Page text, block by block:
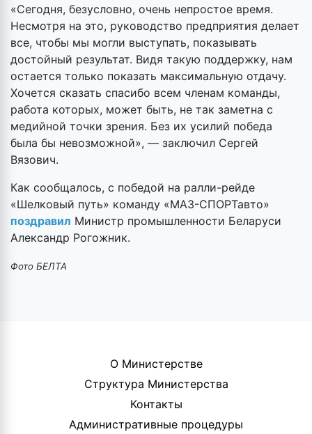
«Сегодня, безусловно, очень непростое время.
Несмотря на это, руководство предприятия делает
все, чтобы мы могли выступать, показывать
достойный результат. Видя такую поддержку, нам
остается только показать максимальную отдачу.
Хочется сказать спасибо всем членам команды,
работа которых, может быть, не так заметна с
медийной точки зрения. Без их усилий победа
была бы невозможной», — заключил Сергей
Вязович.
Как сообщалось, с победой на ралли-рейде
«Шелковый путь» команду «МАЗ-СПОРТавто»
поздравил Министр промышленности Беларуси
Александр Рогожник.
Фото БЕЛТА
О Министерстве
Структура Министерства
Контакты
Административные процедуры